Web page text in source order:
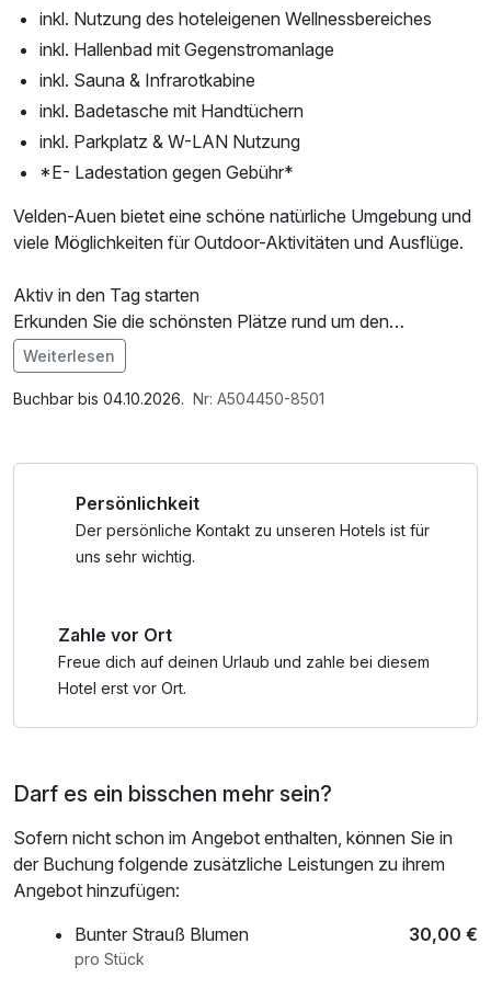
inkl. Nutzung des hoteleigenen Wellnessbereiches
inkl. Hallenbad mit Gegenstromanlage
inkl. Sauna & Infrarotkabine
inkl. Badetasche mit Handtüchern
inkl. Parkplatz & W-LAN Nutzung
*E- Ladestation gegen Gebühr*
Velden-Auen bietet eine schöne natürliche Umgebung und
viele Möglichkeiten für Outdoor-Aktivitäten und Ausflüge.
Aktiv in den Tag starten
Erkunden Sie die schönsten Plätze rund um den
Wörthersee bequem mit dem E-Bike. Sanfte Uferwege,
beeindruckende Ausblicke und charmante Orte machen
Ihre Tour zu einem besonderen Erlebnis.
in der Sauna oder entspannen im Hallenbad. Der
hoteleigene Strandbereich lädt zum Sonnen, Lesen und
Abschalten ein.
Das Frühstück bietet den perfekten Start in den Tag. Am
Abend stoßen Sie mit einem Glas Prosecco auf unserer
Terrasse an – mit Blick auf den See.
• Rauf auf den Pyramidenkogel
• Reptilien im Zoo Happ entdecken
• Träumen im Planetarium Klagenfurt
• Stift St. Georgen erleben
• Gerhard-Porsche-Automuseum erkunden
Im Angebot enthalten
Saunabenutzung, Saunatuch, Parkplatz, Nutzung des
Bademantel und -tücher
Weiterlesen
Buchbar bis 04.10.2026. Nr: A504450-8501
Persönlichkeit
Der persönliche Kontakt zu unseren Hotels ist für
uns sehr wichtig.
Zahle vor Ort
Freue dich auf deinen Urlaub und zahle bei diesem
Hotel erst vor Ort.
Darf es ein bisschen mehr sein?
Sofern nicht schon im Angebot enthalten, können Sie in
der Buchung folgende zusätzliche Leistungen zu ihrem
Angebot hinzufügen:
Bunter Strauß Blumen
30,00 €
pro Stück